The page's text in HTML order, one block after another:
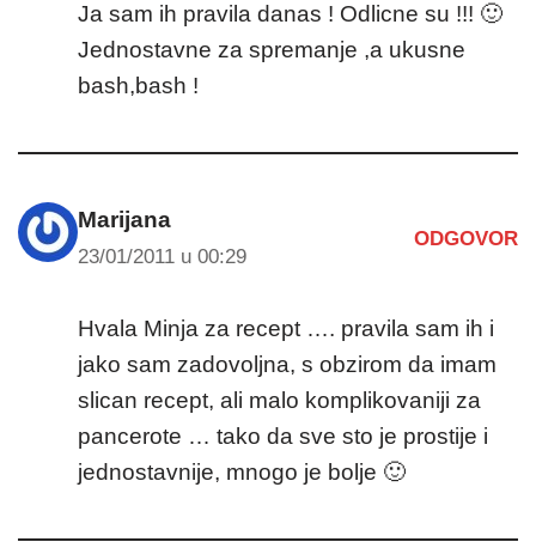
Ja sam ih pravila danas ! Odlicne su !!! 🙂
Jednostavne za spremanje ,a ukusne
bash,bash !
Marijana
23/01/2011 u 00:29
ODGOVOR
Hvala Minja za recept …. pravila sam ih i
jako sam zadovoljna, s obzirom da imam
slican recept, ali malo komplikovaniji za
pancerote … tako da sve sto je prostije i
jednostavnije, mnogo je bolje 🙂